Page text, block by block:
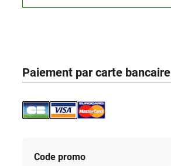
Paiement par carte bancaire
Code promo